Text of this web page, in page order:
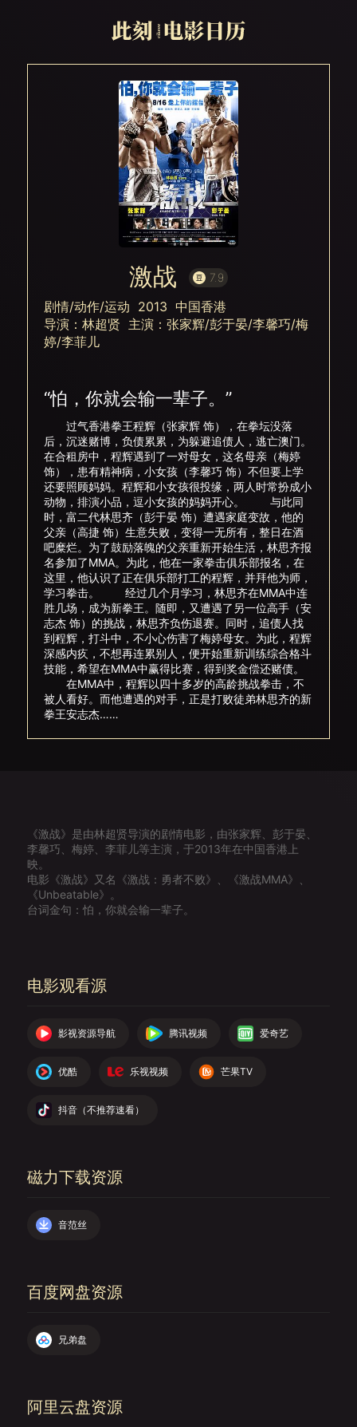
激战 7.9
剧情/动作/运动 2013 中国香港
导演：林超贤 主演：张家辉/彭于晏/李馨巧/梅
婷/李菲儿
“怕，你就会输一辈子。”
过气香港拳王程辉（张家辉 饰），在拳坛没落
后，沉迷赌博，负债累累，为躲避追债人，逃亡澳门。
在合租房中，程辉遇到了一对母女，这名母亲（梅婷
饰），患有精神病，小女孩（李馨巧 饰）不但要上学
还要照顾妈妈。程辉和小女孩很投缘，两人时常扮成小
动物，排演小品，逗小女孩的妈妈开心。 与此同
时，富二代林思齐（彭于晏 饰）遭遇家庭变故，他的
父亲（高捷 饰）生意失败，变得一无所有，整日在酒
吧糜烂。为了鼓励落魄的父亲重新开始生活，林思齐报
名参加了MMA。为此，他在一家拳击俱乐部报名，在
这里，他认识了正在俱乐部打工的程辉，并拜他为师，
学习拳击。 经过几个月学习，林思齐在MMA中连
胜几场，成为新拳王。随即，又遭遇了另一位高手（安
志杰 饰）的挑战，林思齐负伤退赛。同时，追债人找
到程辉，打斗中，不小心伤害了梅婷母女。为此，程辉
深感内疚，不想再连累别人，便开始重新训练综合格斗
技能，希望在MMA中赢得比赛，得到奖金偿还赌债。
在MMA中，程辉以四十多岁的高龄挑战拳击，不
被人看好。而他遭遇的对手，正是打败徒弟林思齐的新
拳王安志杰……
《激战》是由林超贤导演的剧情电影，由张家辉、彭于晏、
李馨巧、梅婷、李菲儿等主演，于2013年在中国香港上
映。
电影《激战》又名《激战：勇者不败》、《激战MMA》、
《Unbeatable》。
台词金句：怕，你就会输一辈子。
电影观看源
影视资源导航 腾讯视频 爱奇艺
优酷 乐视视频 芒果TV
抖音（不推荐速看）
磁力下载资源
音范丝
百度网盘资源
兄弟盘
阿里云盘资源